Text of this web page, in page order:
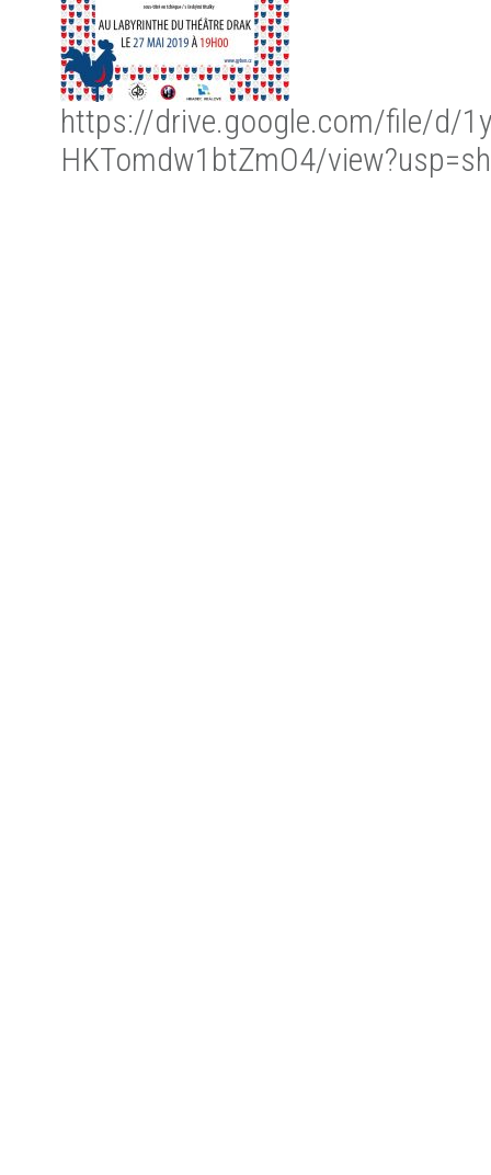
https://drive.google.com/file/d/
HKTomdw1btZmO4/